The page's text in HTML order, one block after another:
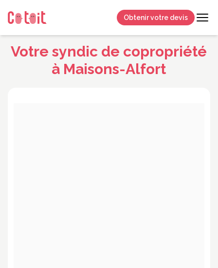
Obtenir votre devis
Votre syndic de copropriété
à Maisons-Alfort